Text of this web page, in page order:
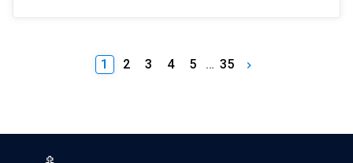
1 2 3 4 5 … 35 keyboard_arrow_right